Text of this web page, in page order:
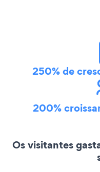
250% de
200%
Os visitantes